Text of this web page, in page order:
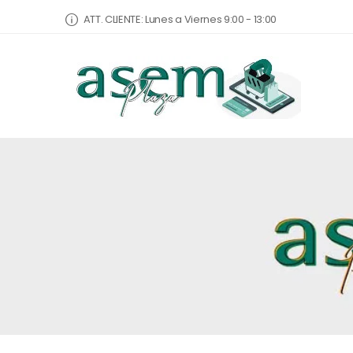
ATT. CLIENTE: Lunes a Viernes 9:00 - 13:00